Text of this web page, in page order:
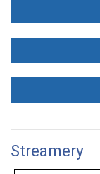
Streamery